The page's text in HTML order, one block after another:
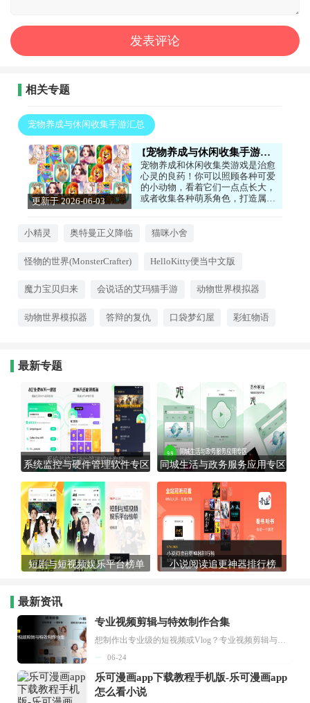
相关专题
宠物养成与休闲收集手游汇总
更新于 2026-06-03
宠物养成与休闲收集手游汇总
宠物养成和休闲收集类游戏是治愈
心灵的良药！你可以照顾各种可爱
的小动物，看着它们一点点长大，
或者收集各种萌系角色，打造属于
自己的小天地。这类游戏画风温
常适合在心情不好的时候玩一玩。
消云散。如果你喜欢小动物，想要
治愈你！
小精灵 奥特曼正义降临 猫咪小舍
怪物的世界(MonsterCrafter) HelloKitty便当中文版
魔力宝贝归来 会说话的艾玛猫手游 动物世界模拟器
动物世界模拟器 答辩的复仇 口袋梦幻屋 彩虹物语
最新专题
系统监控与硬件管理软件专区 同城生活与政务服务应用专区
短剧与短视频娱乐平台榜单 小说阅读追更神器排行榜
最新资讯
专业视频剪辑与特效制作合集
06-24
乐可漫画app下载教程手机版-乐可漫画app
怎么看小说